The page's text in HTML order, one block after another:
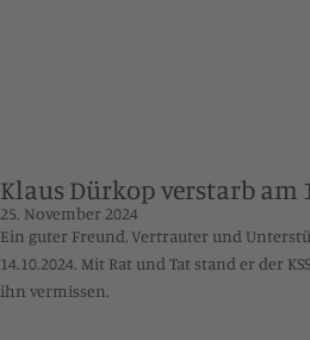
Klaus Dürkop verstarb am
25. November 2024
Ein guter Freund, Vertrauter und
14.10.2024. Mit Rat und Tat stand er der
ihn vermissen.